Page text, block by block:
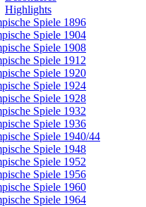
Highlights
Spiele 1896
Spiele 1904
Spiele 1908
Spiele 1912
Spiele 1920
Spiele 1924
Spiele 1928
Spiele 1932
Spiele 1936
Spiele 1940/44
Spiele 1948
Spiele 1952
Spiele 1956
Spiele 1960
Spiele 1964